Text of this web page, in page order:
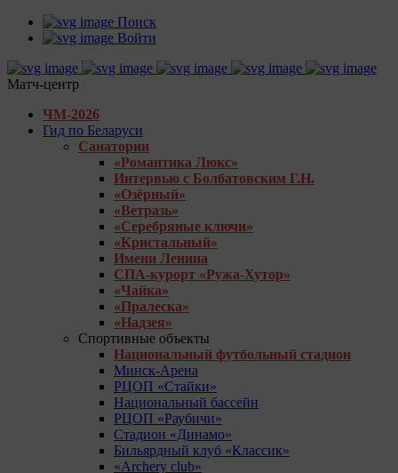
Поиск
Войти
Матч-центр
ЧМ-2026
Гид по Беларуси
Санатории
«Романтика Люкс»
Интервью с Болбатовским Г.Н.
«Озёрный»
«Ветразь»
«Серебряные ключи»
«Кристальный»
Имени Ленина
СПА-курорт «Ружа-Хутор»
«Чайка»
«Пралеска»
«Надзея»
Спортивные объекты
Национальный футбольный стадион
Минск-Арена
РЦОП «Стайки»
Национальный бассейн
РЦОП «Раубичи»
Стадион «Динамо»
Бильярдный клуб «Классик»
«Archery club»